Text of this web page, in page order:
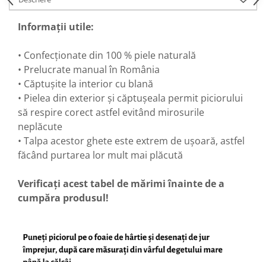
Informații utile:
• Confecționate din 100 % piele naturală
• Prelucrate manual în România
• Căptușite la interior cu blană
• Pielea din exterior și căptușeala permit piciorului
să respire corect astfel evitând mirosurile
neplăcute
• Talpa acestor ghete este extrem de ușoară, astfel
făcând purtarea lor mult mai plăcută
Verificați acest tabel de mărimi înainte de a
cumpăra produsul!